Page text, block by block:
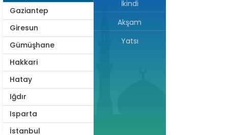
Gaziantep
Giresun
Gümüşhane
Hakkari
Hatay
Iğdır
Isparta
İstanbul
İkindi
Akşam
Yatsı